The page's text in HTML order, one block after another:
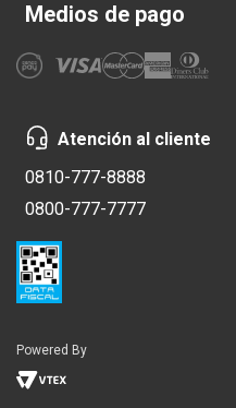
Medios de pago
Atención al cliente
0810-777-8888
0800-777-7777
Powered By